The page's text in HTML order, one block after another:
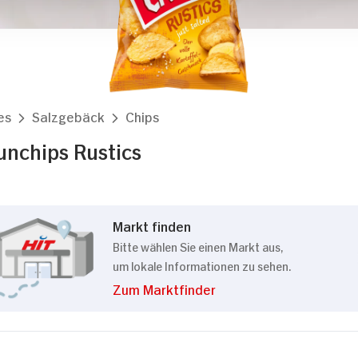
Details
Zugriffe auf unsere Website zu analysieren.
bereitgestellt haben oder die sie im Rahmen Ihrer
Präferenzen
Salzgebäck Chips
Rustics
Markt finden
Bitte wählen Sie einen Markt aus,
um lokale Informationen zu sehen.
Zum Marktfinder